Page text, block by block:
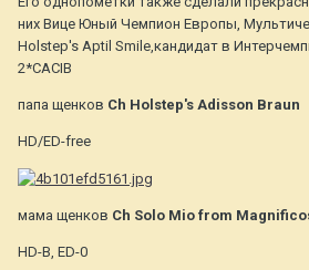
них Вице Юный Чемпион Европы,
Holstep's Aptil Smile,кандидат в
2*CACIB
папа щенков Ch Holstep's Adisson Braun
HD/ED-free
мама щенков Ch Solo Mio from
HD-B, ED-0